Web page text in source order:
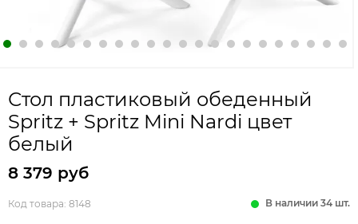
Стол пластиковый обеденный
Spritz + Spritz Mini Nardi цвет
белый
8 379 руб
Код товара: 8148 В наличии 34 шт.